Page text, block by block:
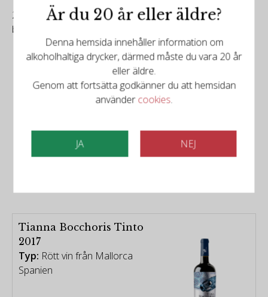
2020 than to 2022. 18,000 bottles produced. It was
bottled in May 2025.
Det finns mer att upptäcka
Tianna Bocchoris Tinto
2017
Typ: Rött vin från Mallorca
Spanien
Är du 20 år eller äldre?
Denna hemsida innehåller information om
alkoholhaltiga drycker, därmed måste du vara 20 år
eller äldre.
Genom att fortsätta godkänner du att hemsidan
användercookies.
JA NEJ